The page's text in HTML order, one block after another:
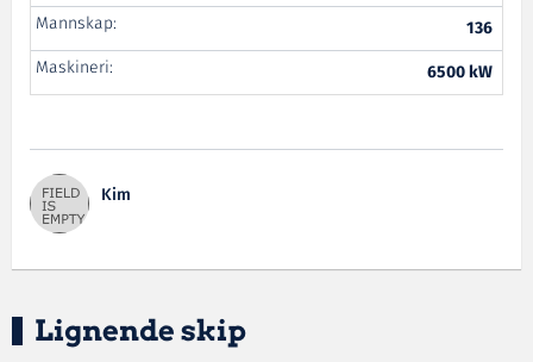
Mannskap:
136
Maskineri:
6500 kW
Kim
Lignende skip